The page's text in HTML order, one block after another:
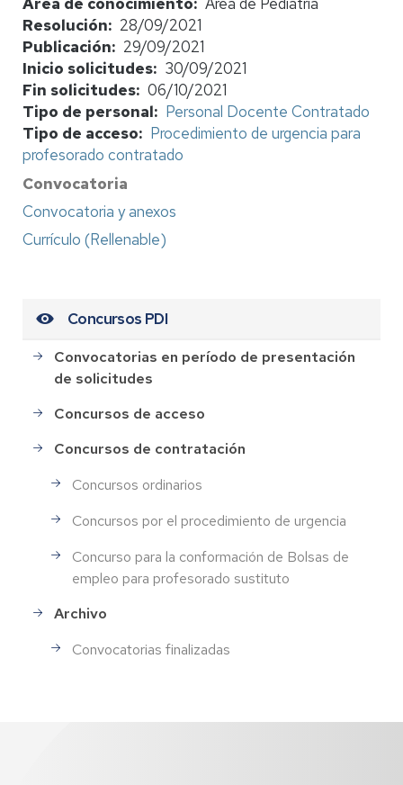
Resolución
28/09/2021
Publicación
29/09/2021
Inicio solicitudes
30/09/2021
Fin solicitudes 06/10/2021
Tipo de personal
Personal Docente Contratado
Tipo de acceso
Procedimiento de urgencia para
profesorado contratado
Convocatoria
Convocatoria y anexos
Currículo (Rellenable)
Concursos PDI
Convocatorias en período de presentación
de solicitudes
Concursos de acceso
Concursos de contratación
Concursos ordinarios
Concursos por el procedimiento de urgencia
Concurso para la conformación de Bolsas de
empleo para profesorado sustituto
Archivo
Convocatorias finalizadas